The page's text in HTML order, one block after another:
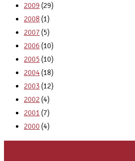
2009 (29)
2008 (1)
2007(5)
2006 (10)
2005 (10)
2004(18)
2003 (12)
2002 (4)
2001 (7)
2000 (4)